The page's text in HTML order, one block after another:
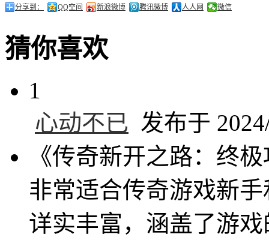
分享到： QQ空间 新浪微博 腾讯微博 人人网 微信
猜你喜欢
1
心动不已 发布于
《传奇新开之路：终
非常适合传奇游戏新
详实丰富，涵盖了游